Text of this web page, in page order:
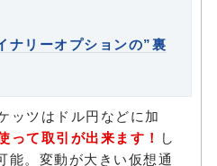
ナリーオプションの”裏
ッツはドル円などに加
って取引が出来ます！
し
能。変動が大きい仮想通